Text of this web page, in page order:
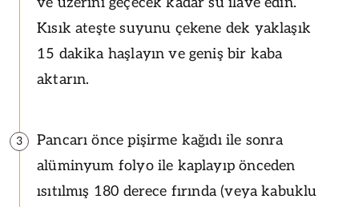
Kısık ateşte suyunu çekene dek yaklaşık
15 dakika haşlayın ve geniş bir kaba
aktarın.
3
Pancarı önce pişirme kağıdı ile sonra
alüminyum folyo ile kaplayıp önceden
ısıtılmış 180 derece fırında (veya kabuklu